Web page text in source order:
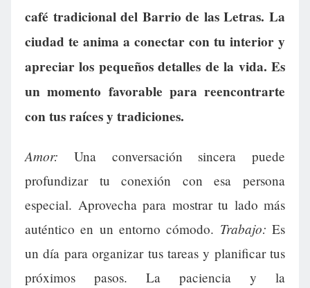
café tradicional del Barrio de las Letras. La
ciudad te anima a conectar con tu interior y
apreciar los pequeños detalles de la vida. Es
un momento favorable para reencontrarte
con tus raíces y tradiciones.
Amor: Una conversación sincera puede
profundizar tu conexión con esa persona
especial. Aprovecha para mostrar tu lado más
auténtico en un entorno cómodo. Trabajo: Es
un día para organizar tus tareas y planificar tus
próximos pasos. La paciencia y la